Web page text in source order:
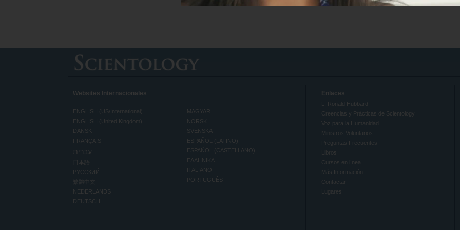
Websites Internacionales
ENGLISH (US/International)
ENGLISH (United Kingdom)
DANSK
FRANÇAIS
עברית
日本語
РУССКИЙ
繁體中文
NEDERLANDS
DEUTSCH
MAGYAR
NORSK
SVENSKA
ESPAÑOL (LATINO)
ESPAÑOL (CASTELLANO)
ΕΛΛΗΝΙΚA
ITALIANO
PORTUGUÊS
Enlaces
L. Ronald Hubbard
Creencias y Prácticas de Scientology
Voz para la Humanidad
Ministros Voluntarios
Preguntas Frecuentes
Libros
Cursos en línea
Más Información
Contactar
Lugares